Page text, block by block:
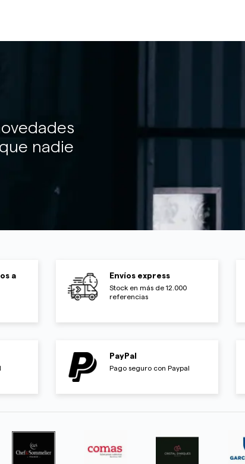
nadie
a
Envíos express
Stock en más de 12.000
referencias
PayPal
Pago seguro con Paypal